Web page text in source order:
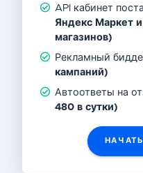
API кабинет
Яндекс Маркет
магазинов)
Рекламный
кампаний)
Автоответы на
480 в сутки)